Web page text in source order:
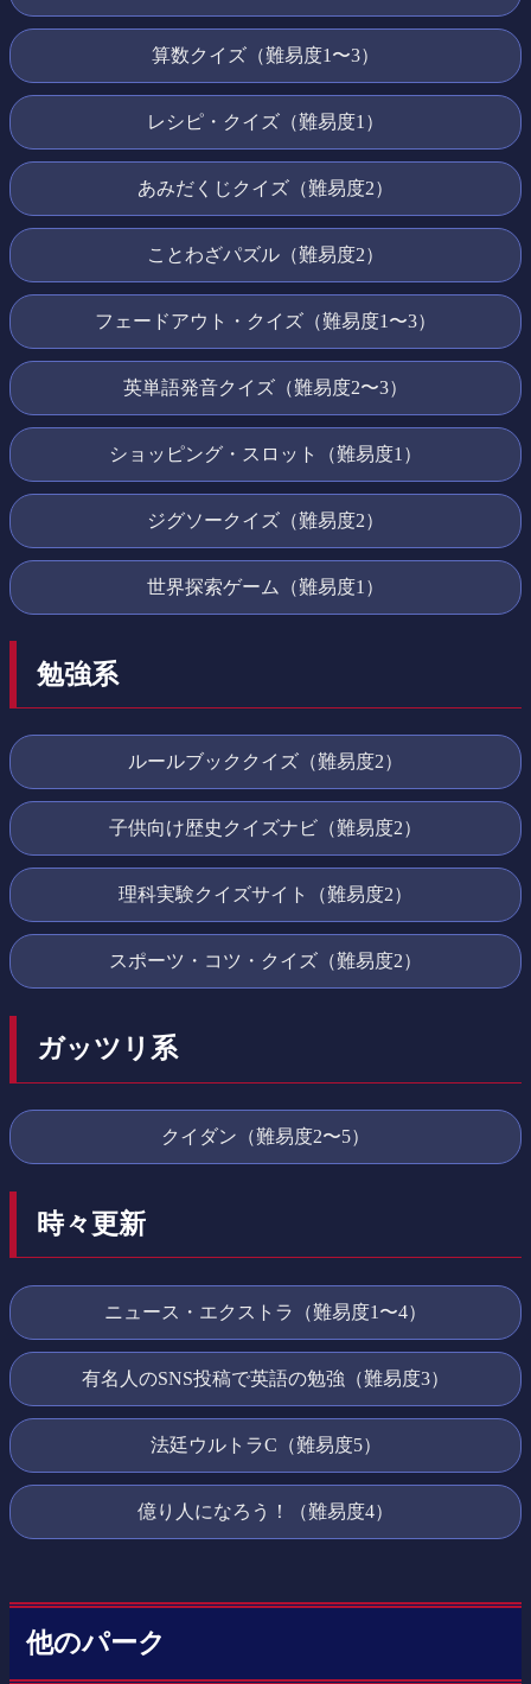
算数クイズ（難易度1〜3）
レシピ・クイズ（難易度1）
あみだくじクイズ（難易度2）
ことわざパズル（難易度2）
フェードアウト・クイズ（難易度1〜3）
英単語発音クイズ（難易度2〜3）
ショッピング・スロット（難易度1）
ジグソークイズ（難易度2）
世界探索ゲーム（難易度1）
勉強系
ルールブッククイズ（難易度2）
子供向け歴史クイズナビ（難易度2）
理科実験クイズサイト（難易度2）
スポーツ・コツ・クイズ（難易度2）
ガッツリ系
クイダン（難易度2〜5）
時々更新
ニュース・エクストラ（難易度1〜4）
有名人のSNS投稿で英語の勉強（難易度3）
法廷ウルトラC（難易度5）
億り人になろう！（難易度4）
他のパーク